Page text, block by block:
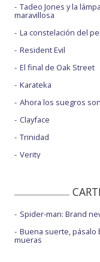
Tadeo Jones y la
maravillosa
La constelación del
Resident Evil
El final de Oak Street
Karateka
Ahora los suegros
Clayface
Trinidad
Verity
Spider-man: Brand
Buena suerte, pásalo
mueras